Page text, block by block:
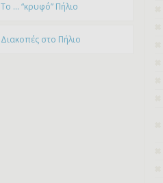
To … “κρυφό” Πήλιο
Διακοπές στο Πήλιο